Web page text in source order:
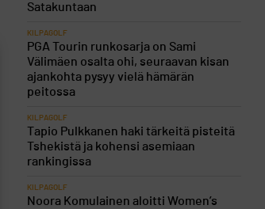
Satakuntaan
KILPAGOLF
PGA Tourin runkosarja on Sami
Välimäen osalta ohi, seuraavan kisan
ajankohta pysyy vielä hämärän
peitossa
KILPAGOLF
Tapio Pulkkanen haki tärkeitä pisteitä
Tshekistä ja kohensi asemiaan
rankingissa
KILPAGOLF
Noora Komulainen aloitti Women’s